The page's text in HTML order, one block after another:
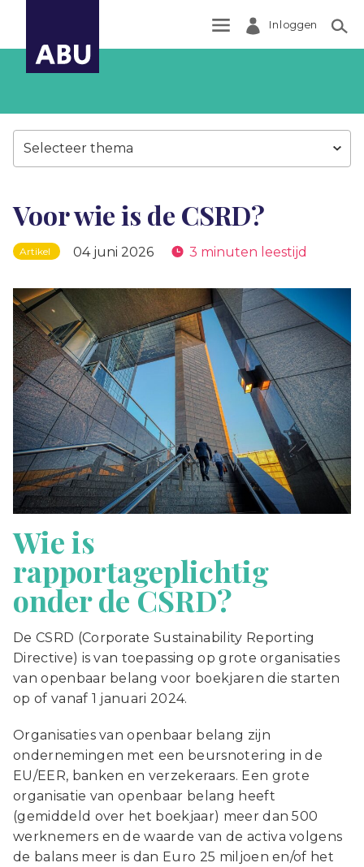
Inloggen
Selecteer thema
Voor wie is de CSRD?
Artikel 04 juni 2026 3 minuten leestijd
Wie is
rapportageplichtig
onder de CSRD?
De CSRD (Corporate Sustainability Reporting
Directive) is van toepassing op grote organisaties
van openbaar belang voor boekjaren die starten
op of vanaf 1 januari 2024.
Organisaties van openbaar belang zijn
ondernemingen met een beursnotering in de
EU/EER, banken en verzekeraars. Een grote
organisatie van openbaar belang heeft
(gemiddeld over het boekjaar) meer dan 500
werknemers en de waarde van de activa volgens
de balans meer is dan Euro 25 miljoen en/of het